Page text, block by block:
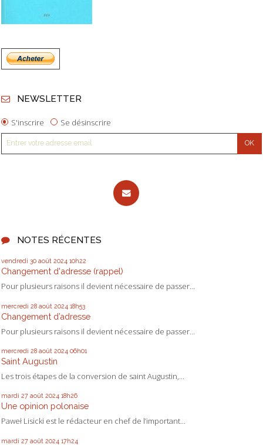
NEWSLETTER
S'inscrire Se désinscrire
NOTES RÉCENTES
vendredi 30 août 2024 10h22
Changement d'adresse (rappel)
Pour plusieurs raisons il devient nécessaire de passer...
mercredi 28 août 2024 18h53
Changement d’adresse
Pour plusieurs raisons il devient nécessaire de passer...
mercredi 28 août 2024 06h01
Saint Augustin
Les trois étapes de la conversion de saint Augustin,...
mardi 27 août 2024 18h26
Une opinion polonaise
Paweł Lisicki est le rédacteur en chef de l’important...
mardi 27 août 2024 17h24